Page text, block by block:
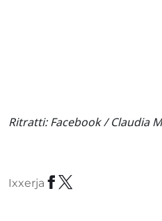
Ritratti: Facebook / Claudia
Ixxerja